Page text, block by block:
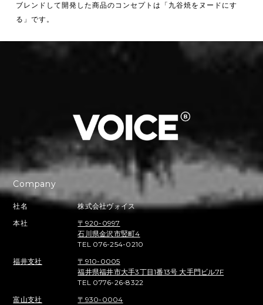
ブレンドして開発した商品のコンセプトは「九谷焼をヌードにす
る」です。
Company
社名
株式会社ヴォイス
本社
〒920-0997
石川県金沢市竪町4
TEL 076-254-0210
福井支社
〒910-0005
福井県福井市大手3丁目1番13号 大手門ビル7F
TEL 0776-26-8322
富山支社
〒930-0004